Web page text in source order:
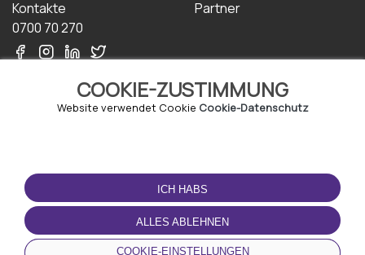
COOKIE-ZUSTIMMUNG
Website verwendet Cookie Cookie-Datenschutz
ICH HABS
ALLES ABLEHNEN
COOKIE-EINSTELLUNGEN
Kontakte
0700 70 270
Partner
NUTZUNGSBEDINGUNGEN
Geschäftsbedingungen
Datenschutz-
Bestimmungen
Cookie-Richtlinie
LADEN SIE DIE APP
HERUNTER